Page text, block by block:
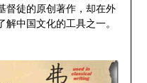
督徒的原创著作，却在外
中国文化的工具之一。